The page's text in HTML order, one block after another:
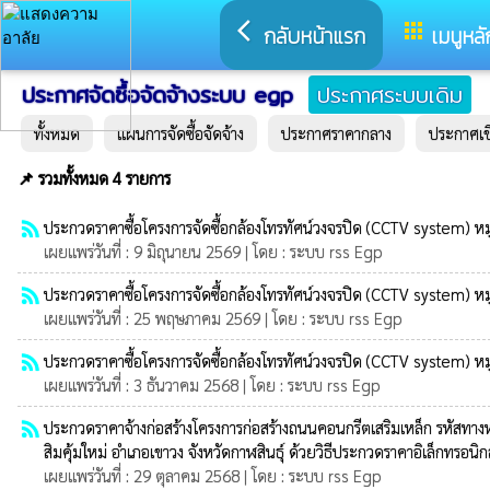
arrow_back_ios กลับหน้าแรก apps เมนูห
ประกาศจัดซื้อจัดจ้างระบบ egp ประกาศระบบเดิม
ทั้งหมด แผนการจัดซื้อจัดจ้าง ประกาศราคากลาง ประกาศ
📌 รวมทั้งหมด 4 รายการ
rss_feed ประกวดราคาซื้อโครงการจัดซื้อกล้องโทรทัศน์วงจรปิด (CCTV
เผยแพร่วันที่ : 9 มิถุนายน 2569 | โดย : ระบบ rss Egp
rss_feed ประกวดราคาซื้อโครงการจัดซื้อกล้องโทรทัศน์วงจรปิด (CCTV
เผยแพร่วันที่ : 25 พฤษภาคม 2569 | โดย : ระบบ rss Egp
rss_feed ประกวดราคาซื้อโครงการจัดซื้อกล้องโทรทัศน์วงจรปิด (CCTV
เผยแพร่วันที่ : 3 ธันวาคม 2568 | โดย : ระบบ rss Egp
rss_feed ประกวดราคาจ้างก่อสร้างโครงการก่อสร้างถนนคอนกรีตเสริมเหล็ก รหั
สิมคุ้มใหม่ อำเภอเขาวง จังหวัดกาฬสินธุ์ ด้วยวิธีประกวดราคาอิเล็กทรอ
เผยแพร่วันที่ : 29 ตุลาคม 2568 | โดย : ระบบ rss Egp